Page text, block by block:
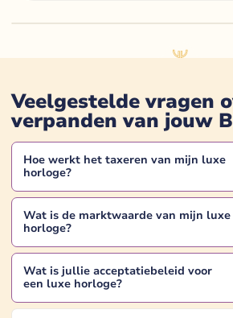
Veelgestelde vragen
verpanden van jouw
Hoe werkt het taxeren van mijn luxe
horloge?
Wat is de marktwaarde van mijn luxe
horloge?
Wat is jullie acceptatiebeleid voor
een luxe horloge?